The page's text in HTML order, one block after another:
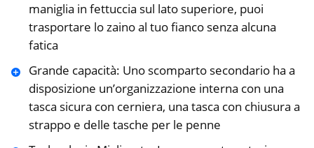
maniglia in fettuccia sul lato superiore, puoi
trasportare lo zaino al tuo fianco senza alcuna
fatica
Grande capacità: Uno scomparto secondario ha a
disposizione un’organizzazione interna con una
tasca sicura con cerniera, una tasca con chiusura a
strappo e delle tasche per le penne